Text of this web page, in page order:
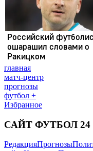
главная
матч-центр
прогнозы
футбол +
Избранное
САЙТ ФУТБОЛ 24
РедакцияПрогнозы